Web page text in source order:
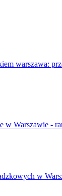
warszawa:
w Warszawie -
w